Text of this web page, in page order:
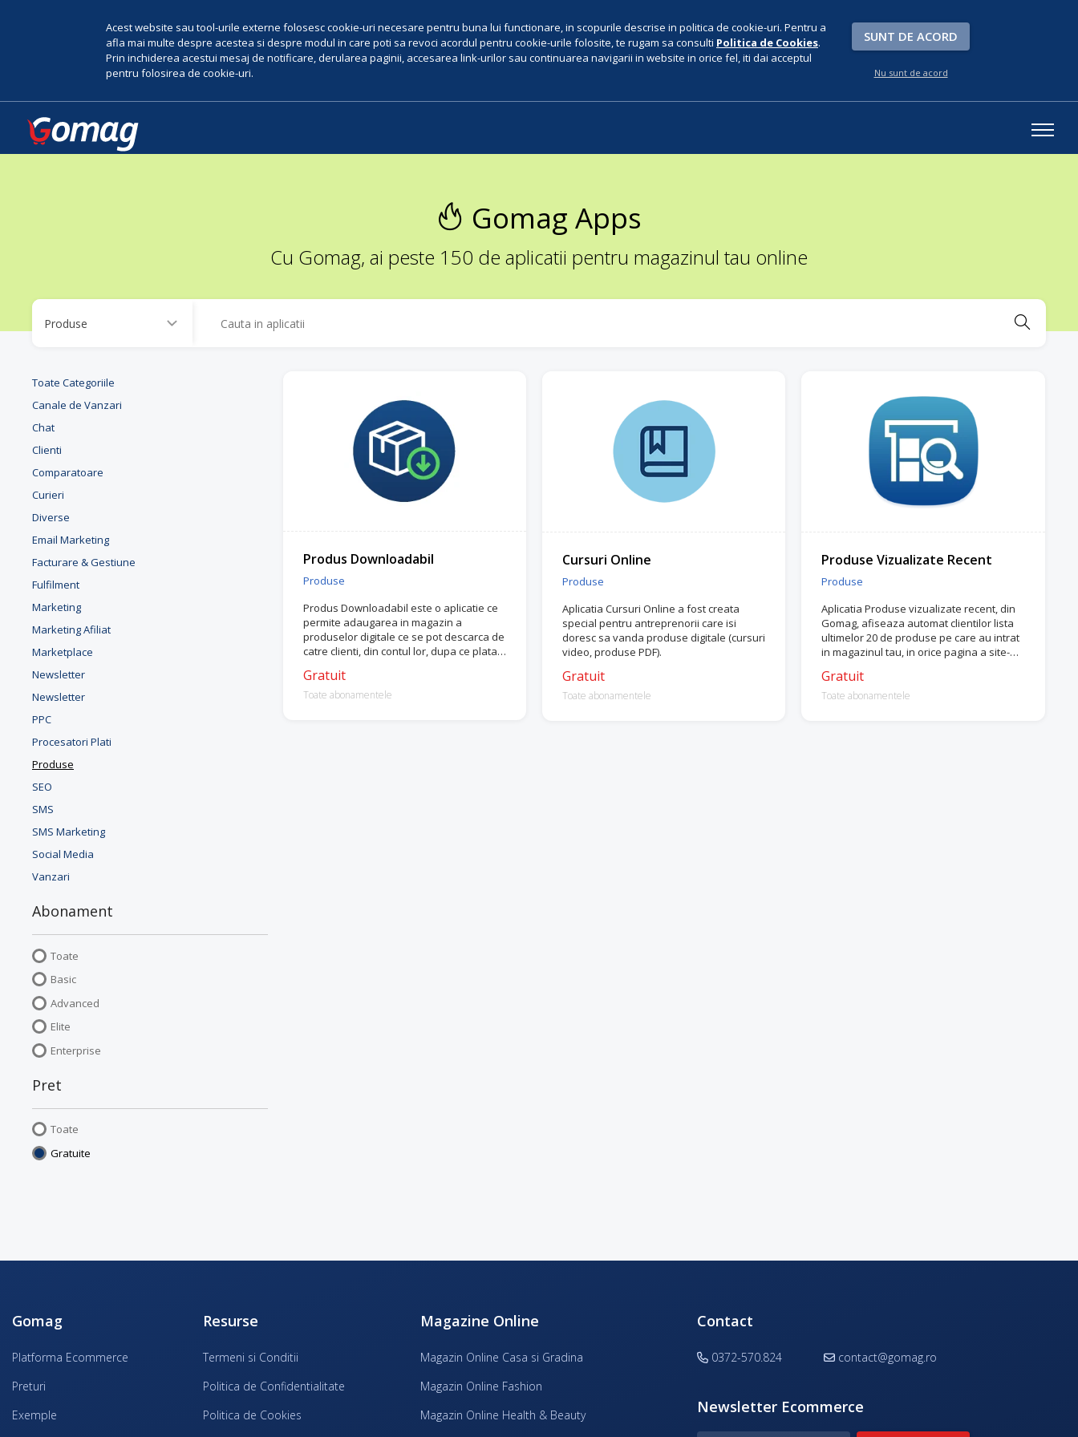
Acest website sau tool-urile externe folosesc cookie-uri necesare pentru buna lui functionare, in scopurile descrise in politica de cookie-uri. Pentru a
afla mai multe despre acestea si despre modul in care poti sa revoci acordul pentru cookie-urile folosite, te rugam sa consulti Politica de Cookies.
Prin inchiderea acestui mesaj de notificare, derularea paginii, accesarea link-urilor sau continuarea navigarii in website in orice fel, iti dai acceptul
pentru folosirea de cookie-uri.
SUNT DE ACORD
Nu sunt de acord
Gomag Apps
Cu Gomag, ai peste 150 de aplicatii pentru magazinul tau online
Toate Categoriile
Canale de Vanzari
Chat
Clienti
Comparatoare
Curieri
Diverse
Email Marketing
Facturare & Gestiune
Fulfilment
Marketing
Marketing Afiliat
Marketplace
Newsletter
Newsletter
PPC
Procesatori Plati
Produse
SEO
SMS
SMS Marketing
Social Media
Vanzari
Abonament
Toate
Basic
Advanced
Elite
Enterprise
Pret
Toate
Gratuite
Produs Downloadabil
Produse
Produs Downloadabil este o aplicatie ce
permite adaugarea in magazin a
produselor digitale ce se pot descarca de
catre clienti, din contul lor, dupa ce plata a
Gratuit
Toate abonamentele
Cursuri Online
Produse
Aplicatia Cursuri Online a fost creata
special pentru antreprenorii care isi
doresc sa vanda produse digitale (cursuri
video, produse PDF).
Gratuit
Toate abonamentele
Produse Vizualizate Recent
Produse
Aplicatia Produse vizualizate recent, din
Gomag, afiseaza automat clientilor lista
ultimelor 20 de produse pe care au intrat
in magazinul tau, in orice pagina a site-
Gratuit
Toate abonamentele
Gomag
Platforma Ecommerce
Preturi
Exemple
Resurse
Termeni si Conditii
Politica de Confidentialitate
Politica de Cookies
Magazine Online
Magazin Online Casa si Gradina
Magazin Online Fashion
Magazin Online Health & Beauty
Contact
0372-570.824 contact@gomag.ro
Newsletter Ecommerce